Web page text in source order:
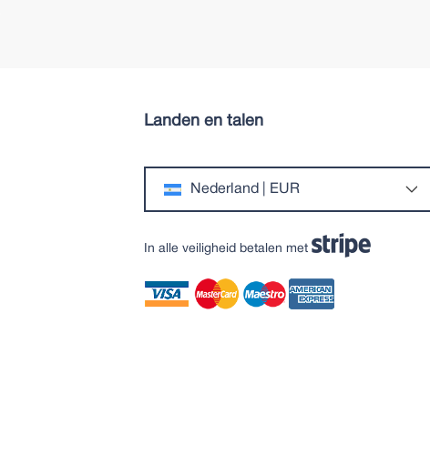
Landen en talen
Nederland | EUR
In alle veiligheid betalen met